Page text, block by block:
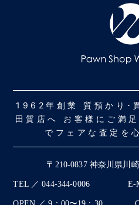
1962年創業 質預かり･
田質店へ お客様にご満
でフェアな査定を
〒210-0837 神奈川県川
TEL ／ 044-344-0006 E-